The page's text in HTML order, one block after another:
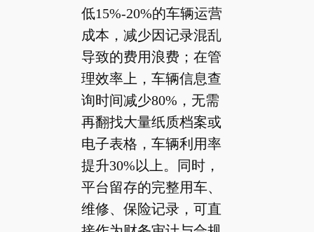
低15%-20%的车辆运营
成本，减少因记录混乱
导致的费用浪费；在管
理效率上，车辆信息查
询时间减少80%，无需
再翻找大量纸质档案或
电子表格，车辆利用率
提升30%以上。同时，
平台留存的完整用车、
维修、保险记录，可直